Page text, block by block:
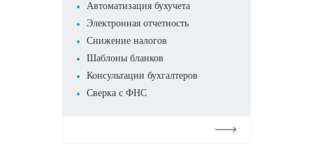
Автоматизация бухучета
Электронная отчетность
Снижение налогов
Шаблоны бланков
Консультации бухгалтеров
Сверка с ФНС